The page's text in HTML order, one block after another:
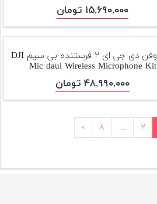
۱۵,۶۹۰,۰۰۰ تومان
میکروفن دی جی ای ۲ فرستنده بی سیم DJI
Mic daul Wireless Microphone Kit
۴۸,۹۹۰,۰۰۰ تومان
۲ ... ۸ ›